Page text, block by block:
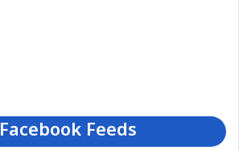
Facebook Feeds